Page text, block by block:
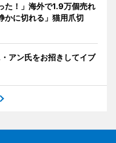
た！」海外で1.9万個売れ
かに切れる」猫用爪切
アン氏をお招きしてイブ